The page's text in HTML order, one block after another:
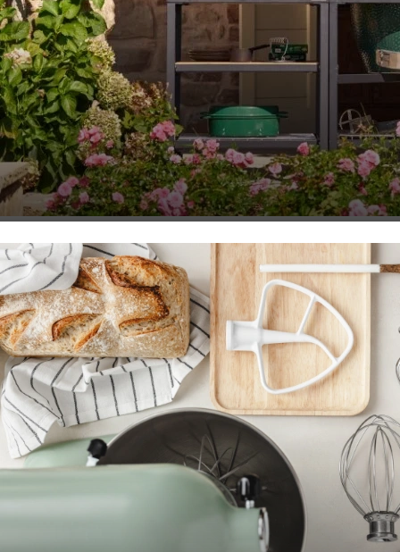
CZYTAJ WIĘCEJ